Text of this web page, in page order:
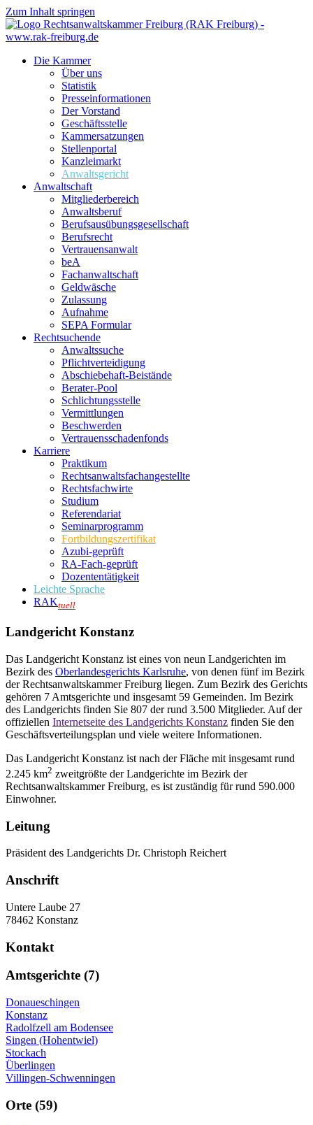
Zum Inhalt springen
Die Kammer
Über uns
Statistik
Presseinformationen
Der Vorstand
Geschäftsstelle
Kammersatzungen
Stellenportal
Kanzleimarkt
Anwaltsgericht
Anwaltschaft
Mitgliederbereich
Anwaltsberuf
Berufsausübungs­gesellschaft
Berufsrecht
Vertrauensanwalt
beA
Fachanwaltschaft
Geldwäsche
Zulassung
Aufnahme
SEPA Formular
Rechtsuchende
Anwaltssuche
Pflichtverteidigung
Abschiebehaft-Beistände
Berater-Pool
Schlichtungsstelle
Vermittlungen
Beschwerden
Vertrauensschadenfonds
Karriere
Praktikum
Rechtsanwalts­fachangestellte
Rechtsfachwirte
Studium
Referendariat
Seminarprogramm
Fortbildungszertifikat
Azubi-geprüft
RA-Fach-geprüft
Dozententätigkeit
Leichte Sprache
RAKtuell
Landgericht Konstanz
Das Landgericht Konstanz ist eines von neun Landgerichten im
Bezirk des Oberlandesgerichts Karlsruhe, von denen fünf im Bezirk
der Rechtsanwaltskammer Freiburg liegen. Zum Bezirk des Gerichts
gehören 7 Amtsgerichte und insgesamt 59 Gemeinden. Im Bezirk
des Landgerichts finden Sie 807 der rund 3.500 Mitglieder. Auf der
offiziellen Internetseite des Landgerichts Konstanz finden Sie den
Geschäftsverteilungsplan und viele weitere Informationen.
Das Landgericht Konstanz ist nach der Fläche mit insgesamt rund
2.245 km2 zweitgrößte der Landgerichte im Bezirk der
Rechtsanwaltskammer Freiburg, es ist zuständig für rund 590.000
Einwohner.
Leitung
Präsident des Landgerichts Dr. Christoph Reichert
Anschrift
Untere Laube 27
78462 Konstanz
Kontakt
Amtsgerichte (7)
Donaueschingen
Konstanz
Radolfzell am Bodensee
Singen (Hohentwiel)
Stockach
Überlingen
Villingen-Schwenningen
Orte (59)